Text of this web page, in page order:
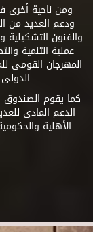
ومن ناحية أخرى
ودعم العديد من
والفنون
عملية التنمية
المهرجان القومى
كما يقوم الصندوق
الدعم المادى
الأهلية